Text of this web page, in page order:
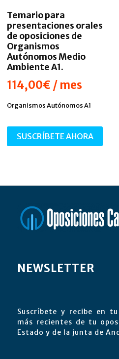
Temario para
presentaciones orales
de oposiciones de
Organismos
Autónomos Medio
Ambiente A1.
114,00€ / mes
Organismos Autónomos A1
SUSCRÍBETE AHORA
NEWSLETTER
Suscríbete y recibe en
más recientes de tu
Estado y de la junta de